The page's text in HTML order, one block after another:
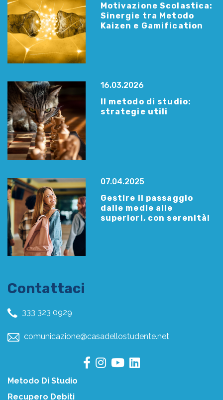
Motivazione Scolastica:
Sinergie tra Metodo
Kaizen e Gamification
16.03.2026
Il metodo di studio:
strategie utili
07.04.2025
Gestire il passaggio
dalle medie alle
superiori, con serenità!
Contattaci
333 323 0929
comunicazione@casadellostudente.net
Metodo Di Studio
Recupero Debiti